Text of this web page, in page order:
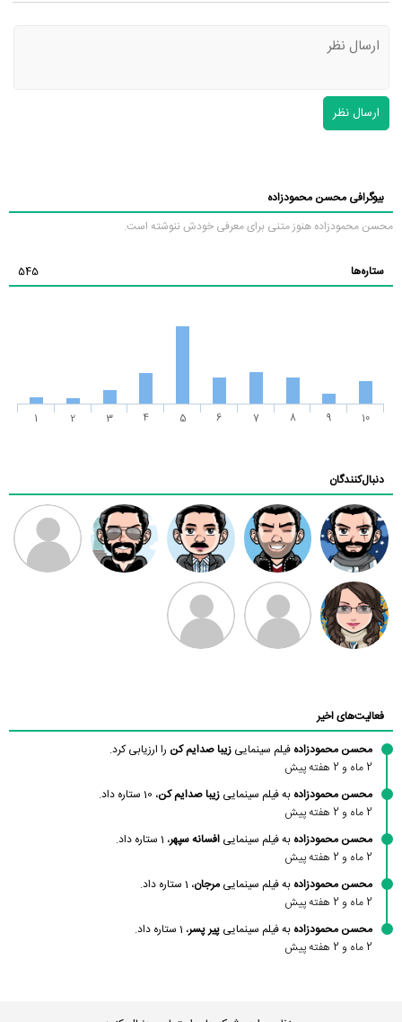
ارسال نظر
بیوگرافی محسن محمودزاده
محسن محمودزاده هنوز متنی برای معرفی خودش ننوشته است.
ستاره‌ها 545
1 2 3 4 5 6 7 8 9 10
دنبال‌کنندگان
راد شهبازی دارا علی فیلم بین
فعالیت‌های اخیر
محسن محمودزاده فیلم سینمایی زیبا صدایم کن را ارزیابی کرد.
2 ماه و 2 هفته پیش
محسن محمودزاده به فیلم سینمایی زیبا صدایم کن، 10 ستاره داد.
2 ماه و 2 هفته پیش
محسن محمودزاده به فیلم سینمایی افسانه سپهر، 1 ستاره داد.
2 ماه و 2 هفته پیش
محسن محمودزاده به فیلم سینمایی مرجان، 1 ستاره داد.
2 ماه و 2 هفته پیش
محسن محمودزاده به فیلم سینمایی پیر پسر، 1 ستاره داد.
2 ماه و 2 هفته پیش